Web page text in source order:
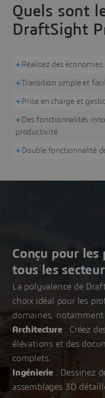
Quels sont
DraftSight
Réalisez des
Transition simple et
Prise en charge et
Des fonctionnalités
productivité
Double fonctionnalité
Conçu pour les
tous les
La polyvalence de
choix idéal pour les
domaines, notamment
Architecture: Créez
élévations et des
complets.
Ingénierie : Dessinez
assemblages 3D